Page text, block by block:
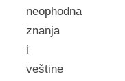
neophodna
znanja
i
veštine